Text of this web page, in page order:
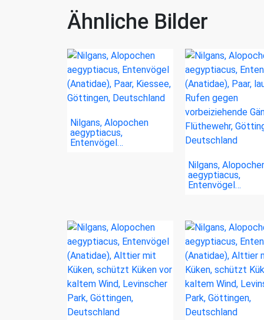
Ähnliche Bilder
Nilgans, Alopochen
aegyptiacus,
Entenvögel…
Nilgans,
aegyptiacus,
Entenvögel…